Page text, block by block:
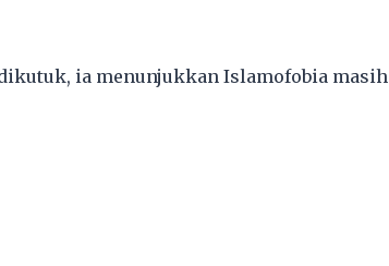
ia menunjukkan Islamofobia masih